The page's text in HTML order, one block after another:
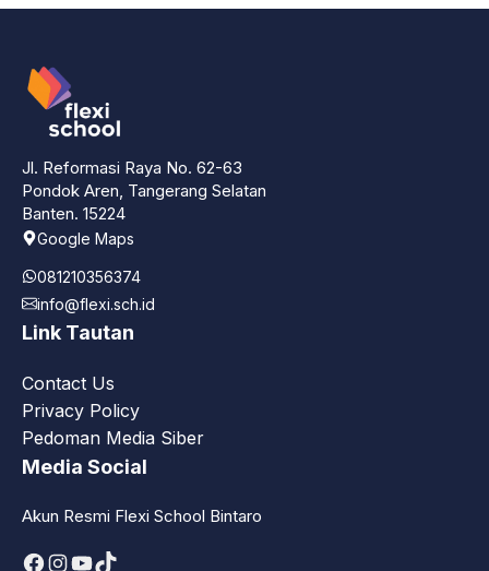
Jl. Reformasi Raya No. 62-63
Pondok Aren, Tangerang Selatan
Banten. 15224
Google Maps
081210356374
info@flexi.sch.id
Link Tautan
Contact Us
Privacy Policy
Pedoman Media Siber
Media Social
Akun Resmi Flexi School Bintaro
Facebook
Instagram
YouTube
TikTok